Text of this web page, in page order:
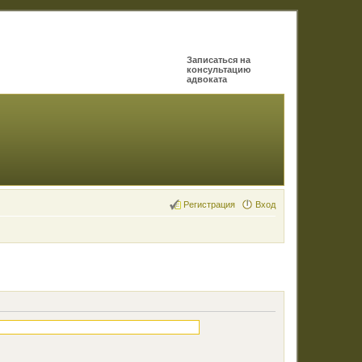
Записаться на
консультацию
адвоката
Вход
Регистрация